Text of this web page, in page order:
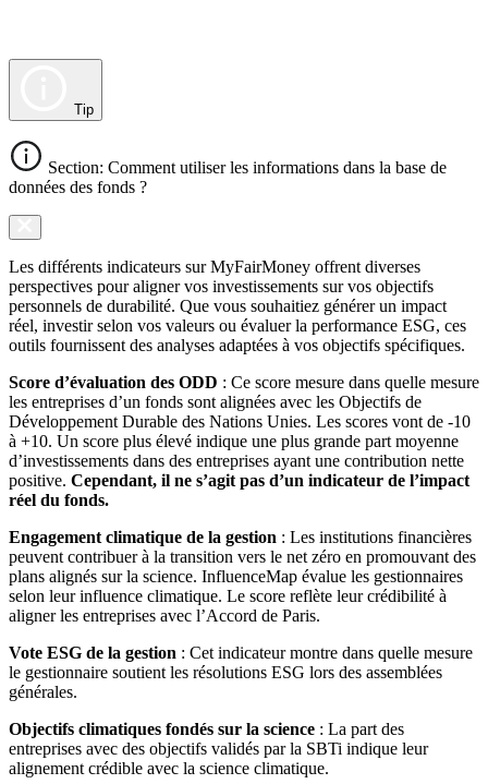
Tip
Section: Comment utiliser les informations dans la base de
données des fonds ?
Les différents indicateurs sur MyFairMoney offrent diverses
perspectives pour aligner vos investissements sur vos objectifs
personnels de durabilité. Que vous souhaitiez générer un impact
réel, investir selon vos valeurs ou évaluer la performance ESG, ces
outils fournissent des analyses adaptées à vos objectifs spécifiques.
Score d’évaluation des ODD : Ce score mesure dans quelle mesure
les entreprises d’un fonds sont alignées avec les Objectifs de
Développement Durable des Nations Unies. Les scores vont de -10
à +10. Un score plus élevé indique une plus grande part moyenne
d’investissements dans des entreprises ayant une contribution nette
positive. Cependant, il ne s’agit pas d’un indicateur de l’impact
réel du fonds.
Engagement climatique de la gestion : Les institutions financières
peuvent contribuer à la transition vers le net zéro en promouvant des
plans alignés sur la science. InfluenceMap évalue les gestionnaires
selon leur influence climatique. Le score reflète leur crédibilité à
aligner les entreprises avec l’Accord de Paris.
Vote ESG de la gestion : Cet indicateur montre dans quelle mesure
le gestionnaire soutient les résolutions ESG lors des assemblées
générales.
Objectifs climatiques fondés sur la science : La part des
entreprises avec des objectifs validés par la SBTi indique leur
alignement crédible avec la science climatique.